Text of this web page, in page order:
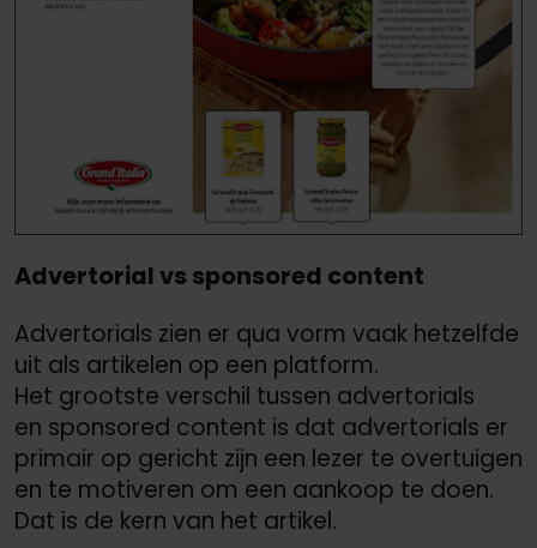
Advertorial vs sponsored content
Advertorials zien er qua vorm vaak hetzelfde
uit als artikelen op een platform.
Het grootste verschil tussen advertorials
en sponsored content is dat advertorials er
primair op gericht zijn een lezer te overtuigen
en te motiveren om een aankoop te doen.
Dat is de kern van het artikel.